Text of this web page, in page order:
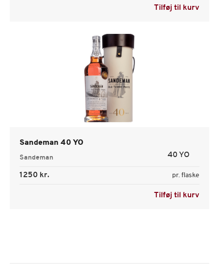
Tilføj til kurv
Sandeman 40 YO
Sandeman 40 YO
1250 kr. pr. flaske
Tilføj til kurv